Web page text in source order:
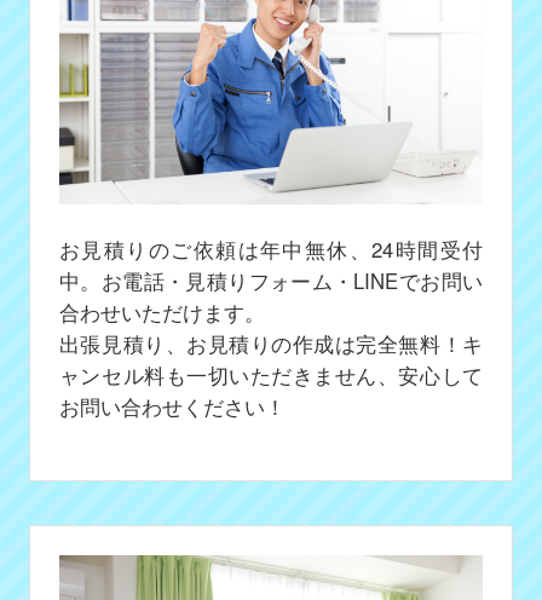
お見積りのご依頼は年中無休、24時間受付
中。お電話・見積りフォーム・LINEでお問い
合わせいただけます。
出張見積り、お見積りの作成は完全無料！キ
ャンセル料も一切いただきません、安心して
お問い合わせください！